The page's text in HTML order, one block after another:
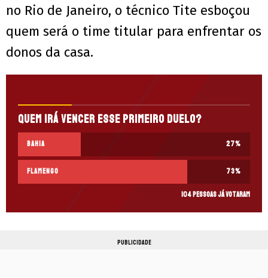
no Rio de Janeiro, o técnico Tite esboçou
quem será o time titular para enfrentar os
donos da casa.
Quem irá vencer esse primeiro duelo?
Bahia 27%
Flamengo 73%
104 pessoas já votaram
PUBLICIDADE